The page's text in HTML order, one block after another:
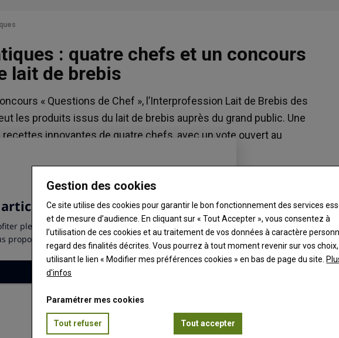
: quatre chefs et un concours
lait de brebis
« Questions de Chef », l’Interprofession Lait de Brebis des
les produits issus du lait de brebis auprès du grand public. Une
innovantes de quatre chefs, avec un vote ouvert au
Gestion des cookies
Ce site utilise des cookies pour garantir le bon fonctionnement des services
et de mesure d’audience. En cliquant sur « Tout Accepter », vous consentez à
l’utilisation de ces cookies et au traitement de vos données à caractère
regard des finalités décrites. Vous pourrez à tout moment revenir sur vos
utilisant le lien « Modifier mes préférences cookies » en bas de page du site.
d'infos
Paramétrer mes cookies
Tout refuser Tout accepter